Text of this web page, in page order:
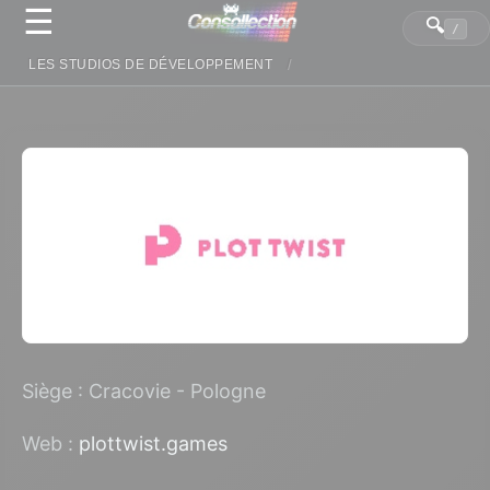
☰
LES STUDIOS DE DÉVELOPPEMENT
🔍 /
Siège : Cracovie - Pologne
Web : plottwist.games
Panneau de gestion des cookies